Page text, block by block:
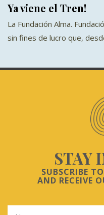
Ya viene el Tren!
La Fundación Alma.
sin fines de lucro que,
STAY
SUBSCRIBE
AND RECEIVE